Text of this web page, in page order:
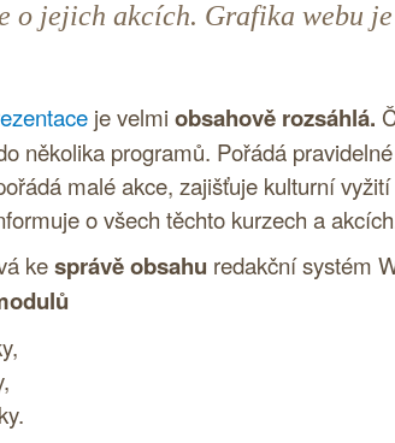
o jejich akcích. Grafika webu
je velmi obsahově rozsáhlá.
několika programů. Pořádá
malé akce, zajišťuje kulturní
o všech těchto kurzech a
kesprávě obsahu redakční systém